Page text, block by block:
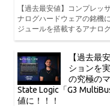
【過去最安値】コンプレッ
ナログハードウェアの銘機
ジュールを搭載するアナロ
【過去最
ションを
の究極の
State Logic「G3
値に！！！